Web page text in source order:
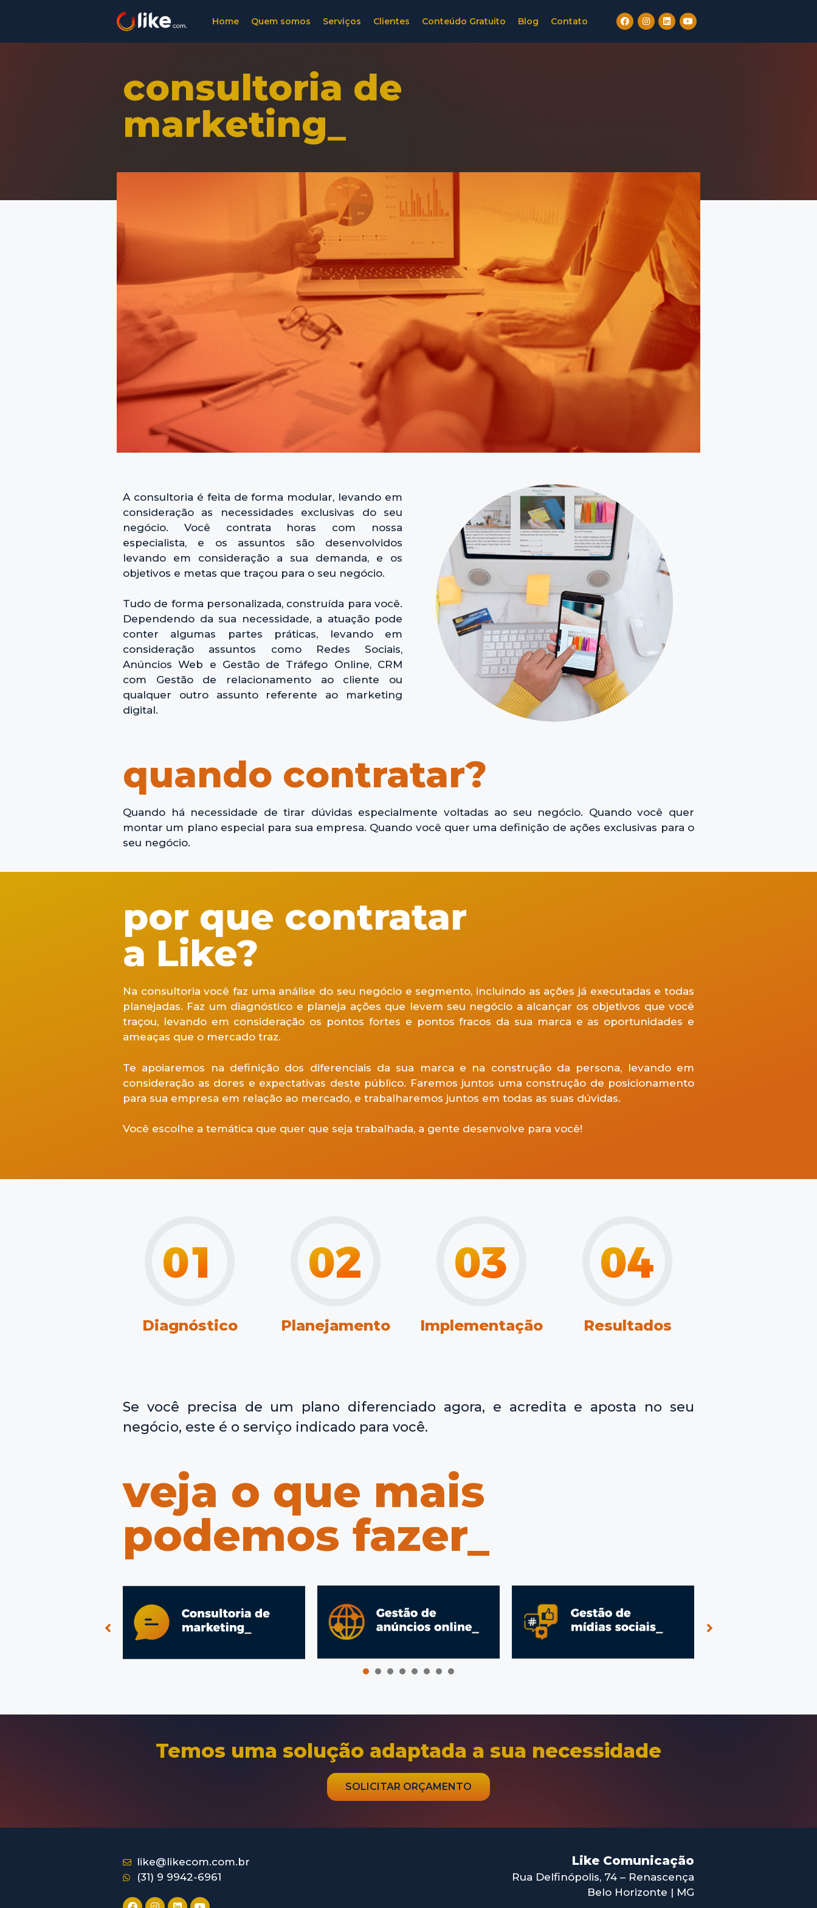
Home Quem somos Serviços Clientes Conteúdo Gratuito Blog Contato
consultoria de
marketing_
A consultoria é feita de forma modular, levando em
consideração as necessidades exclusivas do seu
negócio. Você contrata horas com nossa
especialista, e os assuntos são desenvolvidos
levando em consideração a sua demanda, e os
objetivos e metas que traçou para o seu negócio.
Tudo de forma personalizada, construída para você.
Dependendo da sua necessidade, a atuação pode
conter algumas partes práticas, levando em
consideração assuntos como Redes Sociais,
Anúncios Web e Gestão de Tráfego Online, CRM
com Gestão de relacionamento ao cliente ou
qualquer outro assunto referente ao marketing
digital.
quando contratar?
Quando há necessidade de tirar dúvidas especialmente voltadas ao seu negócio. Quando você quer
montar um plano especial para sua empresa. Quando você quer uma definição de ações exclusivas para o
seu negócio.
por que contratar
a Like?
Na consultoria você faz uma análise do seu negócio e segmento, incluindo as ações já executadas e todas
planejadas. Faz um diagnóstico e planeja ações que levem seu negócio a alcançar os objetivos que você
traçou, levando em consideração os pontos fortes e pontos fracos da sua marca e as oportunidades e
ameaças que o mercado traz.
Te apoiaremos na definição dos diferenciais da sua marca e na construção da persona, levando em
consideração as dores e expectativas deste público. Faremos juntos uma construção de posicionamento
para sua empresa em relação ao mercado, e trabalharemos juntos em todas as suas dúvidas.
Você escolhe a temática que quer que seja trabalhada, a gente desenvolve para você!
Diagnóstico Planejamento Implementação Resultados
Se você precisa de um plano diferenciado agora, e acredita e aposta no seu
negócio, este é o serviço indicado para você.
veja o que mais
podemos fazer_
Temos uma solução adaptada a sua necessidade
SOLICITAR ORÇAMENTO
like@likecom.com.br
(31) 9 9942-6961
Like Comunicação
Rua Delfinópolis, 74 – Renascença
Belo Horizonte | MG